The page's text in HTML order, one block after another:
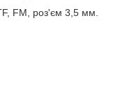
FM, роз'єм 3,5 мм.